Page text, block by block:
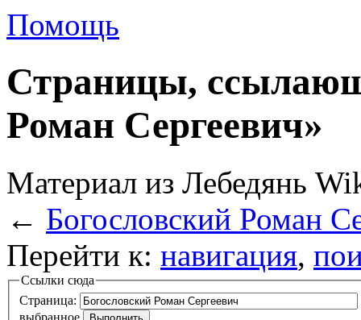
Помощь
Страницы,
Роман Сергеевич»
Материал из Лебедянь
← Богословский Роман
Перейти к: навигация,
Ссылки сюда
Страница: